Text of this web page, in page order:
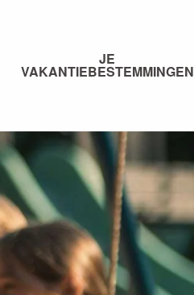
JE
VAKANTIEBESTEMMINGEN